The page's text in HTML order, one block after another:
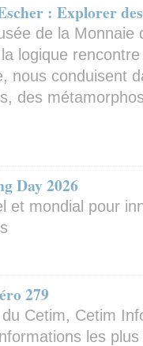
: Explorer
de la
logique
nous conduisent
des
Day 2026
et mondial pour
279
Cetim, Cetim
les